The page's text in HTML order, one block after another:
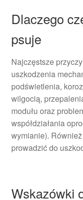
Dlaczego
psuje
Najczęstsze
uszkodzenia
podświetlenia,
wilgocią,
modułu oraz
współdziałania
wymianie).
prowadzić do
Wskazówki